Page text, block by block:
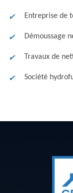
Entreprise de
Démoussage
Travaux de
Société